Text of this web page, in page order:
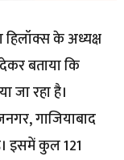
हिलॉक्स के अध्यक्ष
बताया कि
जा रहा है।
गाजियाबाद
इसमें कुल 121